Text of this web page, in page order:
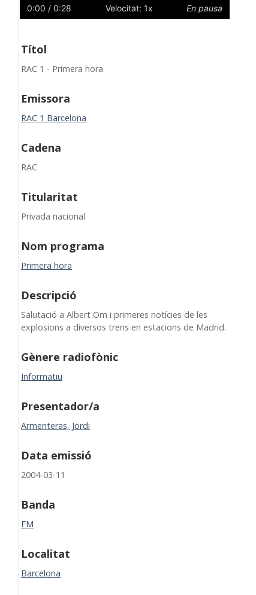
0:00 / 0:28 Velocitat: 1x En pausa
Títol
RAC 1 - Primera hora
Emissora
RAC 1 Barcelona
Cadena
RAC
Titularitat
Privada nacional
Nom programa
Primera hora
Descripció
Salutació a Albert Om i primeres notícies de les
explosions a diversos trens en estacions de Madrid.
Gènere radiofònic
Informatiu
Presentador/a
Armenteras, Jordi
Data emissió
2004-03-11
Banda
FM
Localitat
Barcelona